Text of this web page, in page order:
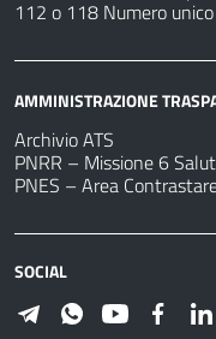
112 o 118 Numero
AMMINISTRAZIONE
Archivio ATS
PNRR – Missione 6
PNES – Area
SOCIAL